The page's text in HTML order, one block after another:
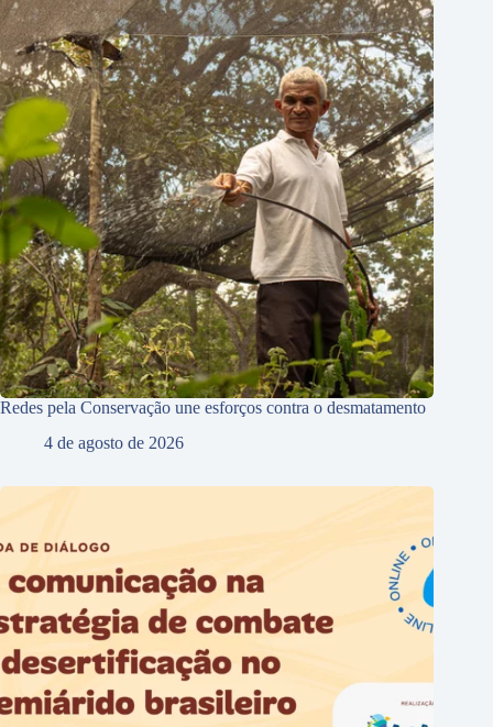
Redes pela Conservação une esforços contra o desmatamento
4 de agosto de 2026